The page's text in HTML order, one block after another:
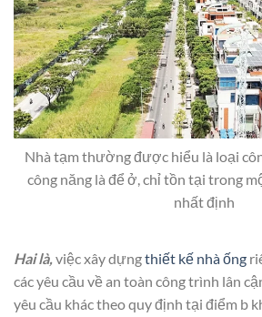
Nhà tạm thường được hiểu là loại
công năng là để ở, chỉ tồn tại trong
nhất định
Hai là,việc xây dựngthiết kế nhà ống
các yêu cầu về an toàn công trình lân
yêu cầu khác theo quy định tại điểm b